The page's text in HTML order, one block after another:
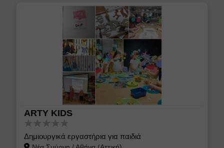
ARTY KIDS
Δημιουργικά εργαστήρια για παιδιά